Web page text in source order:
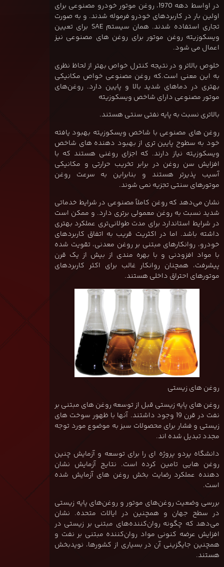
در اواسط دهه 1970، روغن موتور خودرو مصنوعی برای
اولین بار در کاربردهای خودرو فرموله شدند. و به صورت
تجاری استفاده شدند. همان سیستم SAE برای تعیین
ویسکوزیته روغن موتور برای روغن های مصنوعی نیز
اعمال می شود.
خلوص بالاتر و در نتیجه کنترل خواص بهتر از لحاظ نظری
به این معنی است.که روغن مصنوعی خواص مکانیکی
بهتری در دماهای شدید بالا و پایین دارد. روغن‌های
موتور مصنوعی دارای شاخص ویسکوزیته
بالاتری نسبت به پایه نفتی سنتی هستند.
روغن های مصنوعی با شاخص ویسکوزیته بهبود یافته
خود به سطوح پایین تری از بهبود دهنده های شاخص
ویسکوزیته نیاز دارند. که اجزای روغنی هستند که با
افزایش سن روغن در برابر تخریب حرارتی و مکانیکی
آسیب پذیرتر هستند و بنابراین به سرعت روغن
موتورهای سنتی تجزیه نمی شوند.
نشان می‌دهد که روغن کاملاً مصنوعی در شرایط خدماتی
شدید نسبت به روغن معمولی برتری دارد. و ممکن است
در شرایط استاندارد برای مدت طولانی‌تری عملکرد بهتری
داشته باشد. اما در اکثریت قریب به اتفاق کاربردهای
خودرو، روانکارهای مبتنی بر روغن معدنی، تقویت شده
با مواد افزودنی و با بهره مندی از بیش از یک قرن
پیشرفت، همچنان روانکار غالب برای اکثر کاربردهای
موتورهای احتراق داخلی هستند.
روغن های زیستی
روغن های پایه زیستی قبل از توسعه روغن های مبتنی بر
نفت در قرن 19 وجود داشتند. آنها با ظهور سوخت های
زیستی و فشار برای محصولات سبز به موضوع مورد توجه
مجدد تبدیل شده اند.
دانشگاه پردو پروژه ای را برای توسعه و آزمایش چنین
روغن هایی تامین کرده است. نتایج آزمایش نشان
دهنده عملکرد رضایت بخش روغن های آزمایش شده
است.
بررسی وضعیت روغن‌های موتور و روغن‌های پایه زیستی
در سطح جهان و همچنین در ایالات متحده. نشان
می‌دهد که چگونه روان‌کننده‌های مبتنی بر زیستی در
افزایش عرضه کنونی مواد روان‌کننده مبتنی بر نفت و
همچنین جایگزینی آن در بسیاری از کشورها، نویدبخش
هستند.